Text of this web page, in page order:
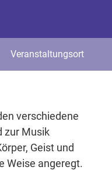
Veranstaltungsort
verschiedene
zur Musik
Geist und
Weise angeregt.